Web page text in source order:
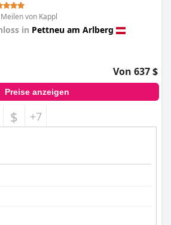
von Kappl
in Pettneu am Arlberg
Von 637 $
Preise anzeigen
$ +7